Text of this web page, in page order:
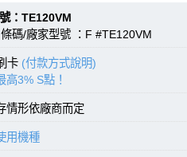
TE120VM
/廠家型號 ：F #TE120VM
卡 (付款方式說明)
3% S點！
情形依廠商而定
用機種